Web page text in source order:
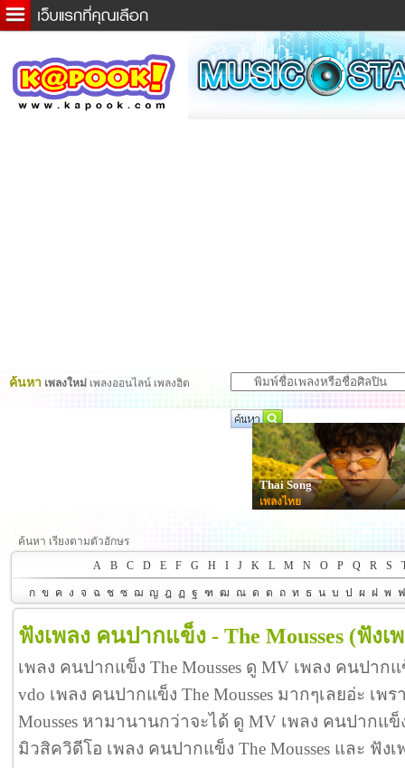
ข่าวด่วน
ละคร
ค้นหา เพลงใหม่ เพลงออนไลน์ เพลงฮิต
Thai Song
เพลงไทย
ค้นหา เรียงตามตัวอักษร
A
B C D E F G H I J K L M N O P Q R S
ก ข ค ง จ ฉ ช ซ ฌ ญ ฎ ฏ ฐ ฑ ฒ ณ ด ต ถ ท ธ น บ ป ผ ฝ พ ฟ
ฟังเพลง คนปากแข็ง - The Mousses (ฟังเ
เพลง คนปากแข็ง The Mousses ดู MV เพลง คนปากแ
vdo เพลง คนปากแข็ง The Mousses มากๆเลยอ่ะ เพ
Mousses หามานานกว่าจะได้ ดู MV เพลง คนปากแข็
มิวสิควิดีโอ เพลง คนปากแข็ง The Mousses และ ฟัง